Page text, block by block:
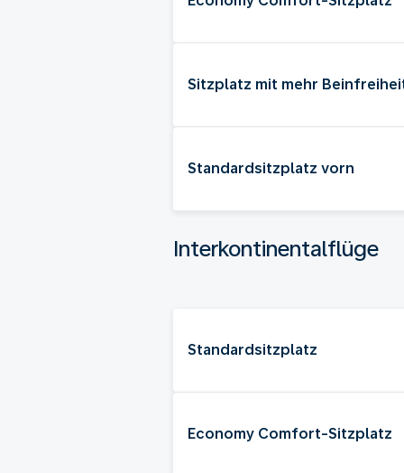
Sitzplatz mit mehr
Standardsitzplatz vorn
Interkontinentalflüge
Standardsitzplatz
Economy Comfort-Sitzplatz